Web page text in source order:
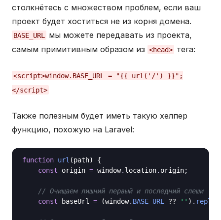
столкнётесь с множеством проблем, если ваш
проект будет хоститься не из корня домена.
BASE_URL
мы можете передавать из проекта,
самым примитивным образом из <head> тега:
<script>window.BASE_URL = "{{ url('/') }}";
</script>
Также полезным будет иметь такую хелпер
функцию, похожую на Laravel:
function url (path) {
const origin = window. location. origin;
// Очищаем лишний первый и последний слеши
const baseUrl = (window. BASE_URL ?? '' ) .